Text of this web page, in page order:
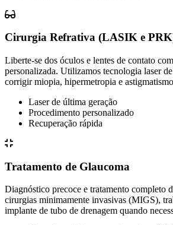
Cirurgia Refrativa (LASIK e
Liberte-se dos óculos e lentes de contato
personalizada. Utilizamos tecnologia laser
corrigir miopia, hipermetropia e
Laser de última geração
Procedimento personalizado
Recuperação rápida
Tratamento de Glaucoma
Diagnóstico precoce e tratamento completo
cirurgias minimamente invasivas (MIGS),
implante de tubo de drenagem quando